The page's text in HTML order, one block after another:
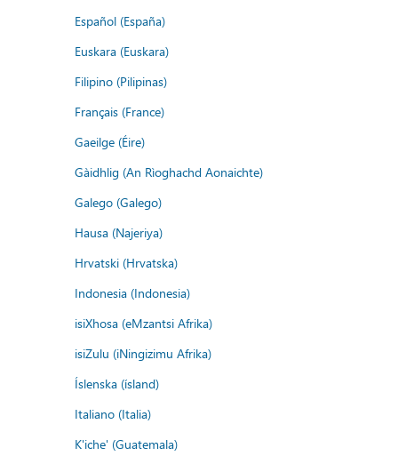
Español (España)
Euskara (Euskara)
Filipino (Pilipinas)
Français (France)
Gaeilge (Éire)
Gàidhlig (An Rìoghachd Aonaichte)
Galego (Galego)
Hausa (Najeriya)
Hrvatski (Hrvatska)
Indonesia (Indonesia)
isiXhosa (eMzantsi Afrika)
isiZulu (iNingizimu Afrika)
Íslenska (ísland)
Italiano (Italia)
K'iche' (Guatemala)